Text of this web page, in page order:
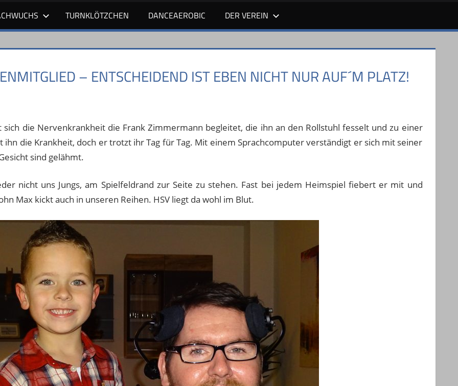
TURNKLÖTZCHEN DANCEAEROBIC DER VEREIN
– ENTSCHEIDEND IST EBEN NICHT NUR AUF´M PLATZ!
die Nervenkrankheit die Frank Zimmermann begleitet, die ihn an den Rollstuhl fesselt und zu einer
die Krankheit, doch er trotzt ihr Tag für Tag. Mit einem Sprachcomputer verständigt er sich mit seiner
sind gelähmt.
nicht uns Jungs, am Spielfeldrand zur Seite zu stehen. Fast bei jedem Heimspiel fiebert er mit und
Max kickt auch in unseren Reihen. HSV liegt da wohl im Blut.